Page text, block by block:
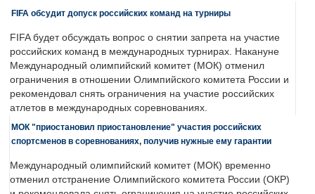
FIFA обсудит допуск российских команд на турниры
FIFA будет обсуждать вопрос о снятии запрета на участие
российских команд в международных турнирах. Накануне
Международный олимпийский комитет (МОК) отменил
ограничения в отношении Олимпийского комитета России и
рекомендовал снять ограничения на участие российских
атлетов в международных соревнованиях.
МОК "приостановил приостановление" участия российских
спортсменов в соревнованиях, получив нужные ему гарантии
Международный олимпийский комитет (МОК) временно
отменил отстранение Олимпийского комитета России (ОКР)